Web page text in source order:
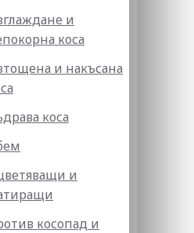
и
коса
и накъсана
коса
и
косопад и